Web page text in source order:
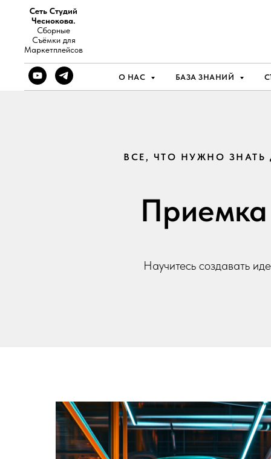
Сеть Студий
Чеснокова.
Сборные
Съёмки для
Маркетплейсов
О НАС БАЗА ЗНАНИЙ
ВСЕ, ЧТО НУЖНО
Научитесь создавать